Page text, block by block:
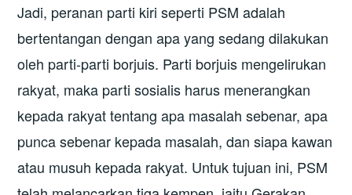
Jadi, peranan parti kiri seperti PSM adalah
bertentangan dengan apa yang sedang dilakukan
oleh parti-parti borjuis. Parti borjuis mengelirukan
rakyat, maka parti sosialis harus menerangkan
kepada rakyat tentang apa masalah sebenar, apa
punca sebenar kepada masalah, dan siapa kawan
atau musuh kepada rakyat. Untuk tujuan ini, PSM